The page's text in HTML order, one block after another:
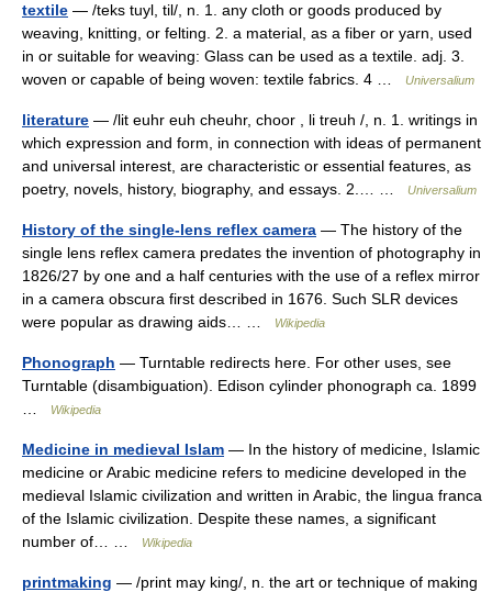
textile — /teks tuyl, til/, n. 1. any cloth or goods produced by
weaving, knitting, or felting. 2. a material, as a fiber or yarn, used
in or suitable for weaving: Glass can be used as a textile. adj. 3.
woven or capable of being woven: textile fabrics. 4 …
Universalium
literature — /lit euhr euh cheuhr, choor , li treuh /, n. 1. writings in
which expression and form, in connection with ideas of permanent
and universal interest, are characteristic or essential features, as
poetry, novels, history, biography, and essays. 2.… …
Universalium
History of the single-lens reflex camera — The history of the
single lens reflex camera predates the invention of photography in
1826/27 by one and a half centuries with the use of a reflex mirror
in a camera obscura first described in 1676. Such SLR devices
were popular as drawing aids… …
Wikipedia
Phonograph — Turntable redirects here. For other uses, see
Turntable (disambiguation). Edison cylinder phonograph ca. 1899
Wikipedia
Medicine in medieval Islam — In the history of medicine, Islamic
medicine or Arabic medicine refers to medicine developed in the
medieval Islamic civilization and written in Arabic, the lingua franca
of the Islamic civilization. Despite these names, a significant
number of… …
Wikipedia
printmaking — /print may king/, n. the art or technique of making